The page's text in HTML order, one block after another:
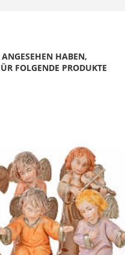
HABEN,
FOLGENDE PRODUKTE